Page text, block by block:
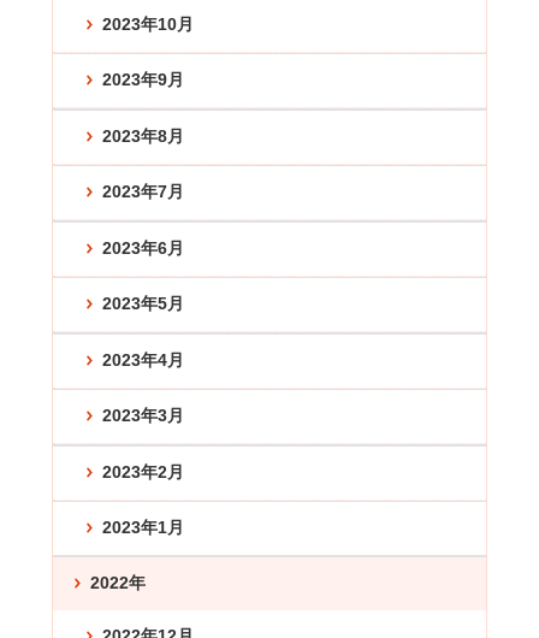
2023年10月
2023年9月
2023年8月
2023年7月
2023年6月
2023年5月
2023年4月
2023年3月
2023年2月
2023年1月
2022年